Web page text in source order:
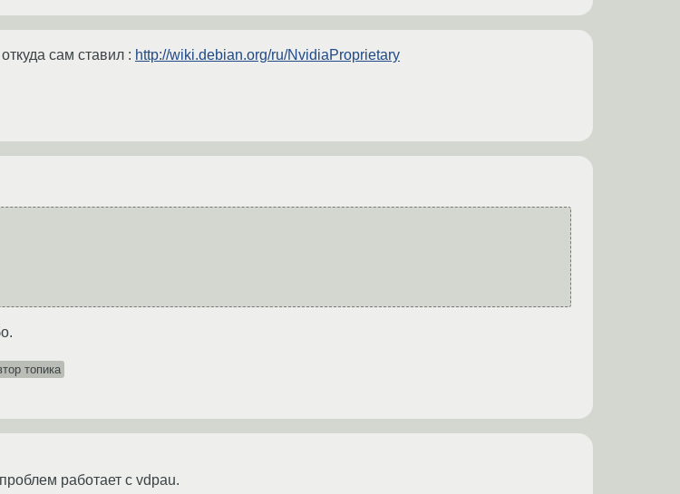
сам ставил : http://wiki.debian.org/ru/NvidiaProprietary
топика
работает с vdpau.